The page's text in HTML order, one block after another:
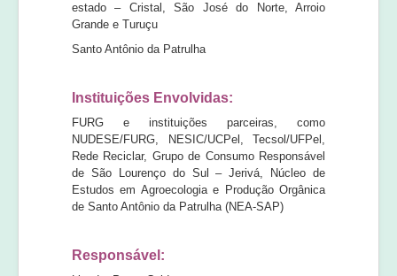
estado – Cristal, São José do Norte, Arroio
Grande e Turuçu
Santo Antônio da Patrulha
Instituições Envolvidas:
FURG e instituições parceiras, como
NUDESE/FURG, NESIC/UCPel, Tecsol/UFPel,
Rede Reciclar, Grupo de Consumo Responsável
de São Lourenço do Sul – Jerivá, Núcleo de
Estudos em Agroecologia e Produção Orgânica
de Santo Antônio da Patrulha (NEA-SAP)
Responsável: